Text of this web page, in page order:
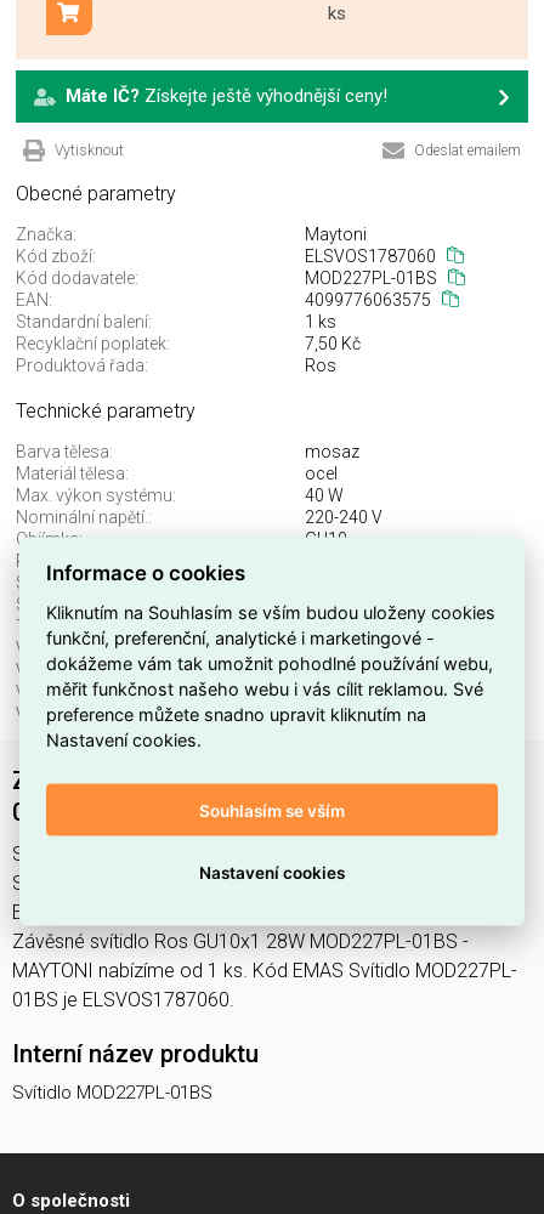
ks
Přidat do košíku
Máte IČ? Získejte ještě výhodnější ceny!
Vytisknout Odeslat emailem
Obecné parametry
Značka:
Maytoni
Kód zboží:
ELSVOS1787060
Kód dodavatele:
MOD227PL-01BS
EAN:
4099776063575
Standardní balení:
1 ks
Recyklační poplatek:
7,50 Kč
Produktová řada:
Ros
Technické parametry
Barva tělesa:
mosaz
Materiál tělesa:
ocel
Max. výkon systému:
40 W
Nominální napětí.:
220-240 V
Objímka:
GU10
Průměr:
Stmívatelné:
Stupeň krytí (IP):
IP20
Třída ochrany:
Včetně svět. zdroje:
ne
Vhodné pro počet svět. zdrojů:
1
Vhodné pro výkon světel. zdroje:
40 W
Výška/hloubka:
3625 mm
Závěsné svítidlo Ros GU10x1 28W MOD227PL-
01BS - MAYTONI
Svítidlo MOD227PL-01BS najdete v kategoriích Svítidla,
Svítidla, světelné zdroje a LED osvětlení, výrobce Maytoni,
EAN 4099776063575, kód dodavatele MOD227PL-01BS.
Závěsné svítidlo Ros GU10x1 28W MOD227PL-01BS -
MAYTONI nabízíme od 1 ks. Kód EMAS Svítidlo MOD227PL-
01BS je ELSVOS1787060.
Interní název produktu
Svítidlo MOD227PL-01BS
O společnosti
Informace o cookies
Kliknutím na Souhlasím se vším budou uloženy cookies
funkční, preferenční, analytické i marketingové -
dokážeme vám tak umožnit pohodlné používání webu,
měřit funkčnost našeho webu i vás cílit reklamou. Své
preference můžete snadno upravit kliknutím na
Nastavení cookies.
Souhlasím se vším
Nastavení cookies